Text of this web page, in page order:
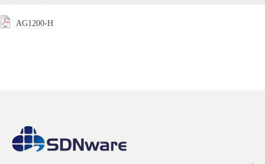
AG1200-H